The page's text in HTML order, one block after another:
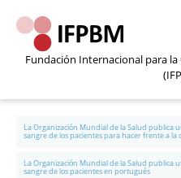
Fundación Internacional para la
La Organización Mundial de la Salud publica
sangre de los pacientes para hacer frente a
La Organización Mundial de la Salud publica
sangre de los pacientes en portugués